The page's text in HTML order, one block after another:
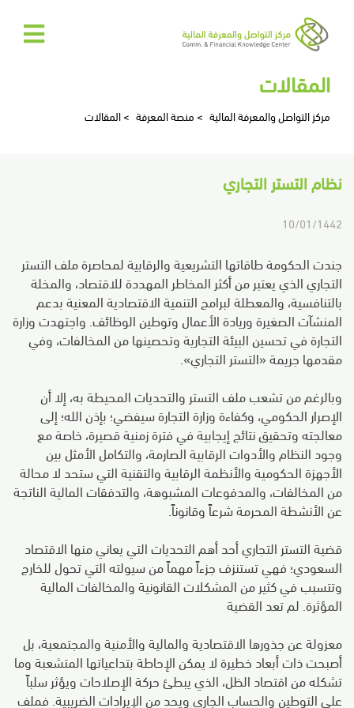
تواصل
معنا
EN
المقالات
مركز التواصل والمعرفة المالية > منصة المعرفة >المقالات
نظام التستر التجاري
10/01/1442
جندت الحكومة طاقاتها التشريعية والرقابية لمحاصرة ملف التستر
التجاري الذي يعتبر من أكثر المخاطر المهددة للاقتصاد، والمخلة
بالتنافسية، والمعطلة لبرامج التنمية الاقتصادية المعنية بدعم
المنشآت الصغيرة وريادة الأعمال وتوطين الوظائف. واجتهدت وزارة
التجارة في تحسين البيئة التجارية وتحصينها من المخالفات، وفي
مقدمها جريمة «التستر التجاري».
وبالرغم من تشعب ملف التستر والتحديات المحيطة به، إلا أن
الإصرار الحكومي، وكفاءة وزارة التجارة سيفضي؛ بإذن الله؛ إلى
معالجته وتحقيق نتائج إيجابية في فترة زمنية قصيرة، خاصة مع
وجود النظام والأدوات الرقابية الصارمة، والتكامل الأمثل بين
الأجهزة الحكومية والأنظمة الرقابية والتقنية التي ستحد لا محالة
من المخالفات، والمدفوعات المشبوهة، والتدفقات المالية الناتجة
عن الأنشطة المحرمة شرعاً وقانوناً.
قضية التستر التجاري أحد أهم التحديات التي يعاني منها الاقتصاد
السعودي؛ فهي تستنزف جزءاً مهماً من سيولته التي تحول للخارج
وتتسبب في كثير من المشكلات القانونية والمخالفات المالية
المؤثرة. لم تعد القضية
معزولة عن جذورها الاقتصادية والمالية والأمنية والمجتمعية، بل
أصبحت ذات أبعاد خطيرة لا يمكن الإحاطة بتداعياتها المتشعبة وما
تشكله من اقتصاد الظل، الذي يبطئ حركة الإصلاحات ويؤثر سلباً
على التوطين والحساب الجاري ويحد من الإيرادات الضريبية. فملف